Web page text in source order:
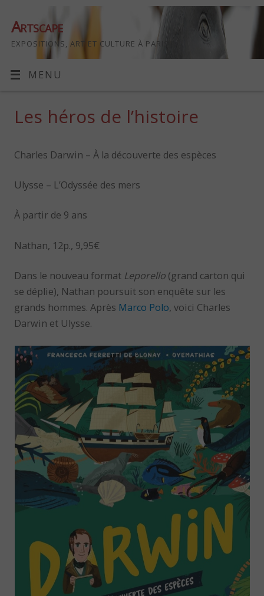
Artscape
EXPOSITIONS, ART ET CULTURE À PARIS
MENU
Les héros de l’histoire
Charles Darwin – À la découverte des espèces
Ulysse – L’Odyssée des mers
À partir de 9 ans
Nathan, 12p., 9,95€
Dans le nouveau format Leporello (grand carton qui
se déplie), Nathan poursuit son enquête sur les
grands hommes. Après Marco Polo, voici Charles
Darwin et Ulysse.